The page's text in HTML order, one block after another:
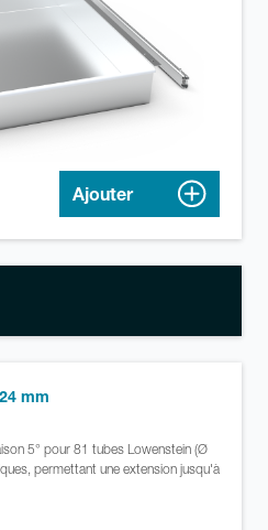
Ajouter
mm
5° pour 81 tubes Lowenstein (Ø
permettant une extension jusqu'à